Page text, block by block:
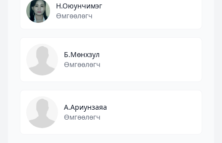
Н.Оюунчимэг
Өмгөөлөгч
Б.Мөнхзул
Өмгөөлөгч
А.Ариунзаяа
Өмгөөлөгч